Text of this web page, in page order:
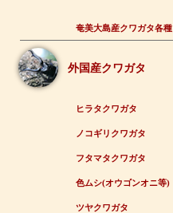
奄美大島産クワガタ各種
外国産クワガタ
ヒラタクワガタ
ノコギリクワガタ
フタマタクワガタ
色ムシ(オウゴンオニ等)
ツヤクワガタ